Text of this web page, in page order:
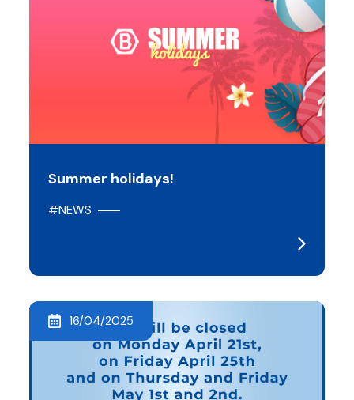
Summer holidays!
#NEWS
16/04/2025